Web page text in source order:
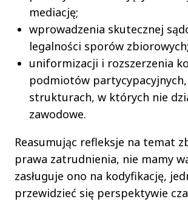
mediację;
wprowadzenia skutecznej
legalności sporów zbiorowych;
uniformizacji i rozszerzenia
podmiotów partycypacyjnych,
strukturach, w których nie
zawodowe.
Reasumując refleksje na temat
prawa zatrudnienia, nie mamy
zasługuje ono na kodyfikację,
przewidzieć się perspektywie